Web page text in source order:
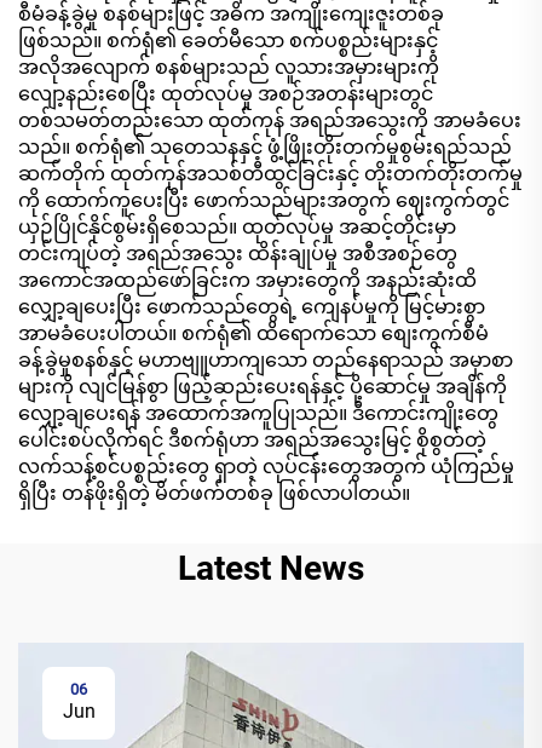
စီမံခန့်ခွဲမှု စနစ်များဖြင့် အဓိက အကျိုးကျေးဇူးတစ်ခု
ဖြစ်သည်။ စက်ရုံ၏ ခေတ်မီသော စက်ပစ္စည်းများနှင့်
အလိုအလျောက် စနစ်များသည် လူသားအမှားများကို
လျော့နည်းစေပြီး ထုတ်လုပ်မှု အစဉ်အတန်းများတွင်
တစ်သမတ်တည်းသော ထုတ်ကုန် အရည်အသွေးကို အာမခံပေး
သည်။ စက်ရုံ၏ သုတေသနနှင့် ဖွံ့ဖြိုးတိုးတက်မှုစွမ်းရည်သည်
ဆက်တိုက် ထုတ်ကုန်အသစ်တီထွင်ခြင်းနှင့် တိုးတက်တိုးတက်မှု
ကို ထောက်ကူပေးပြီး ဖောက်သည်များအတွက် ဈေးကွက်တွင်
ယှဉ်ပြိုင်နိုင်စွမ်းရှိစေသည်။ ထုတ်လုပ်မှု အဆင့်တိုင်းမှာ
တင်းကျပ်တဲ့ အရည်အသွေး ထိန်းချုပ်မှု အစီအစဉ်တွေ
အကောင်အထည်ဖော်ခြင်းက အမှားတွေကို အနည်းဆုံးထိ
လျှော့ချပေးပြီး ဖောက်သည်တွေရဲ့ ကျေနပ်မှုကို မြင့်မားစွာ
အာမခံပေးပါတယ်။ စက်ရုံ၏ ထိရောက်သော စျေးကွက်စီမံ
ခန့်ခွဲမှုစနစ်နှင့် မဟာဗျူဟာကျသော တည်နေရာသည် အမှာစာ
များကို လျင်မြန်စွာ ဖြည့်ဆည်းပေးရန်နှင့် ပို့ဆောင်မှု အချိန်ကို
လျှော့ချပေးရန် အထောက်အကူပြုသည်။ ဒီကောင်းကျိုးတွေ
ပေါင်းစပ်လိုက်ရင် ဒီစက်ရုံဟာ အရည်အသွေးမြင့် စိုစွတ်တဲ့
လက်သန့်စင်ပစ္စည်းတွေ ရှာတဲ့ လုပ်ငန်းတွေအတွက် ယုံကြည်မှု
ရှိပြီး တန်ဖိုးရှိတဲ့ မိတ်ဖက်တစ်ခု ဖြစ်လာပါတယ်။
Latest News
06
Jun